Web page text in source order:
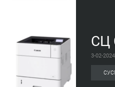
СЦ
3-02-